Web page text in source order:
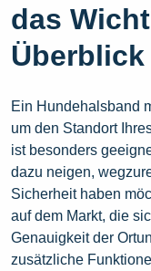
das
Überblick
Ein Hundehalsband
um den Standort
ist besonders
dazu neigen,
Sicherheit haben
auf dem Markt, die
Genauigkeit der
zusätzliche